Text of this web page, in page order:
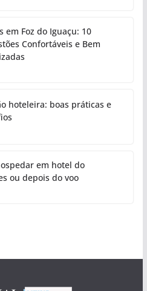
em Foz do Iguaçu: 10
Confortáveis e Bem
hoteleira: boas práticas e
em hotel do
ou depois do voo